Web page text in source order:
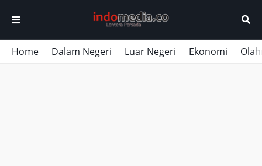
Home Dalam Negeri Luar Negeri Ekonomi